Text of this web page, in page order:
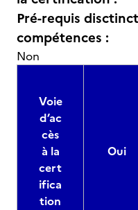
Pré-requis
compétences :
Non
Voie
d’ac
cès
à la
cert
ifica
tion
Oui